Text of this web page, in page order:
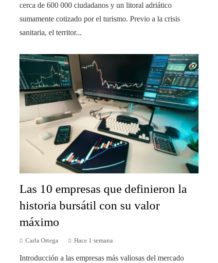
cerca de 600 000 ciudadanos y un litoral adriático
sumamente cotizado por el turismo. Previo a la crisis
sanitaria, el territor...
Las 10 empresas que definieron la
historia bursátil con su valor
máximo
Carla Ortega Hace 1 semana
Introducción a las empresas más valiosas del mercado